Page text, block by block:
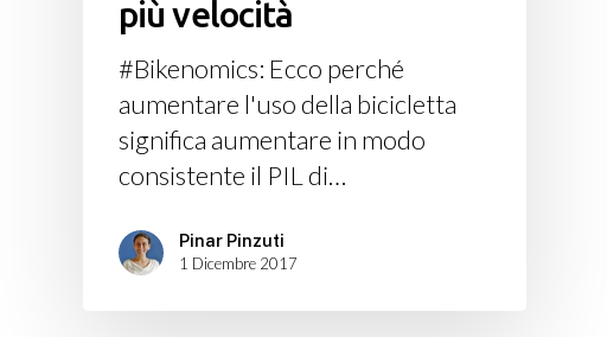
più velocità
#Bikenomics: Ecco perché
aumentare l'uso della bicicletta
significa aumentare in modo
consistente il PIL di…
Pinar Pinzuti
1 Dicembre 2017